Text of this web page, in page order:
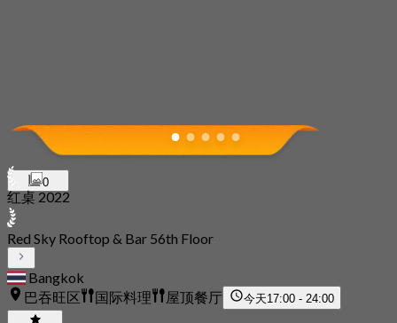
0
红桌 2022
Red Sky Rooftop & Bar 56th Floor
Bangkok
巴吞旺区
国际料理 屋顶餐厅 今天17:00 - 24:00